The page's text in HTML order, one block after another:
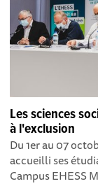
Les sciences
à l'exclusion
Du 1er au 07
accueilli ses
Campus EHESS